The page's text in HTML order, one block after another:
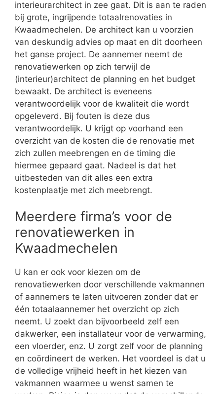
interieurarchitect in zee gaat. Dit is aan te raden
bij grote, ingrijpende totaalrenovaties in
Kwaadmechelen. De architect kan u voorzien
van deskundig advies op maat en dit doorheen
het ganse project. De aannemer neemt de
renovatiewerken op zich terwijl de
(interieur)architect de planning en het budget
bewaakt. De architect is eveneens
verantwoordelijk voor de kwaliteit die wordt
opgeleverd. Bij fouten is deze dus
verantwoordelijk. U krijgt op voorhand een
overzicht van de kosten die de renovatie met
zich zullen meebrengen en de timing die
hiermee gepaard gaat. Nadeel is dat het
uitbesteden van dit alles een extra
kostenplaatje met zich meebrengt.
Meerdere firma’s voor de
renovatiewerken in
Kwaadmechelen
U kan er ook voor kiezen om de
renovatiewerken door verschillende vakmannen
of aannemers te laten uitvoeren zonder dat er
één totaalaannemer het overzicht op zich
neemt. U zoekt dan bijvoorbeeld zelf een
dakwerker, een installateur voor de verwarming,
een vloerder, enz. U zorgt zelf voor de planning
en coördineert de werken. Het voordeel is dat u
de volledige vrijheid heeft in het kiezen van
vakmannen waarmee u wenst samen te